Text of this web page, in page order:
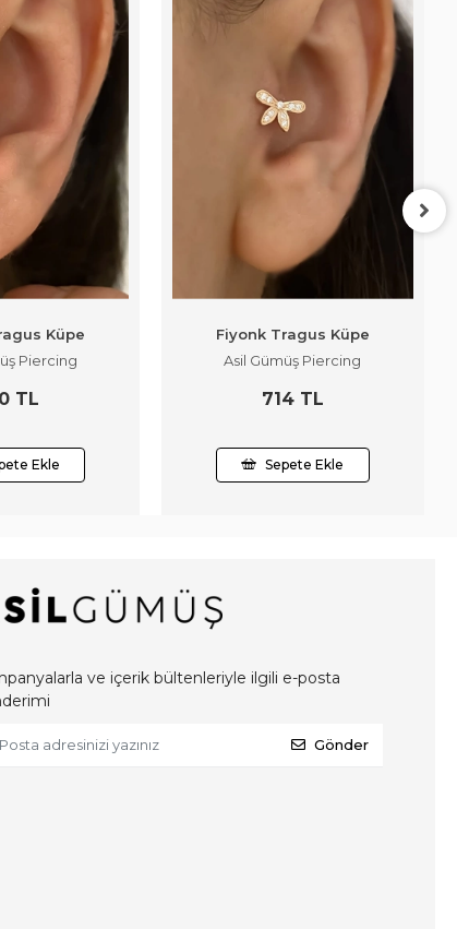
Küpe
Piercing
TL
Ekle
Fiyonk Tragus Küpe
Asil Gümüş Piercing
714 TL
Sepete Ekle
ve içerik bültenleriyle ilgili e-posta
Gönder